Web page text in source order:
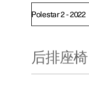
探索Polestar 2
联系我们
探索Polestar 3
探索Polestar 4
探索充电
公共充电
车主服务
Polestar 2 - 2022
后排座椅